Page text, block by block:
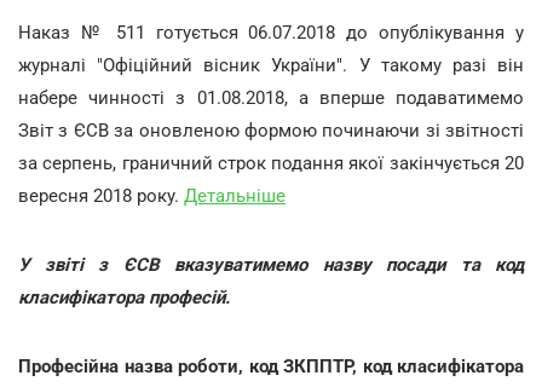
Наказ № 511 готується 06.07.2018 до опублікування у
журналі "Офіційний вісник України". У такому разі він
набере чинності з 01.08.2018, а вперше подаватимемо
Звіт з ЄСВ за оновленою формою починаючи зі звітності
за серпень, граничний строк подання якої закінчується 20
вересня 2018 року. Детальніше
У звіті з ЄСВ вказуватимемо назву посади та код
класифікатора професій.
Професійна назва роботи, код ЗКППТР, код класифікатора